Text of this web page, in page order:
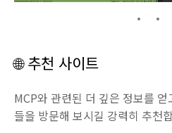
🌐 추천 사이트
MCP와 관련된 더 깊은 정보를
들을 방문해 보시길 강력히 추천